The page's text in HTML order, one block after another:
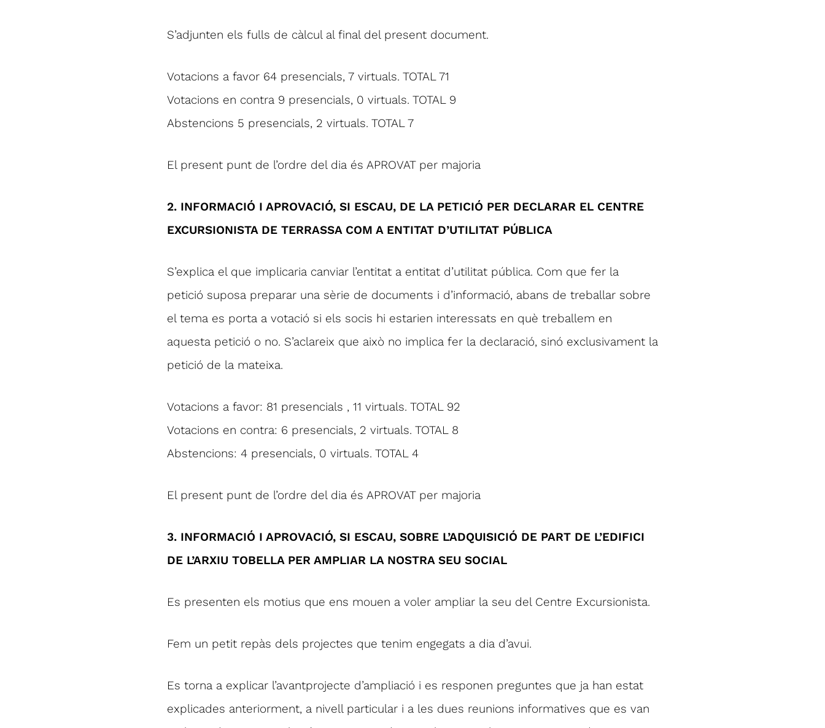
S’adjunten els fulls de càlcul al final del present document.
Votacions a favor 64 presencials, 7 virtuals. TOTAL 71
Votacions en contra 9 presencials, 0 virtuals. TOTAL 9
Abstencions 5 presencials, 2 virtuals. TOTAL 7
El present punt de l’ordre del dia és APROVAT per majoria
2. INFORMACIÓ I APROVACIÓ, SI ESCAU, DE LA PETICIÓ PER DECLARAR EL CENTRE
EXCURSIONISTA DE TERRASSA COM A ENTITAT D’UTILITAT PÚBLICA
S’explica el que implicaria canviar l’entitat a entitat d’utilitat pública. Com que fer la
petició suposa preparar una sèrie de documents i d’informació, abans de treballar sobre
el tema es porta a votació si els socis hi estarien interessats en què treballem en
aquesta petició o no. S’aclareix que això no implica fer la declaració, sinó exclusivament la
petició de la mateixa.
Votacions a favor: 81 presencials , 11 virtuals. TOTAL 92
Votacions en contra: 6 presencials, 2 virtuals. TOTAL 8
Abstencions: 4 presencials, 0 virtuals. TOTAL 4
El present punt de l’ordre del dia és APROVAT per majoria
3. INFORMACIÓ I APROVACIÓ, SI ESCAU, SOBRE L’ADQUISICIÓ DE PART DE L’EDIFICI
DE L’ARXIU TOBELLA PER AMPLIAR LA NOSTRA SEU SOCIAL
Es presenten els motius que ens mouen a voler ampliar la seu del Centre Excursionista.
Fem un petit repàs dels projectes que tenim engegats a dia d’avui.
Es torna a explicar l’avantprojecte d’ampliació i es responen preguntes que ja han estat
explicades anteriorment, a nivell particular i a les dues reunions informatives que es van